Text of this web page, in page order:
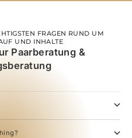
FRAGEN RUND UM
UND INHALTE
Paarberatung &